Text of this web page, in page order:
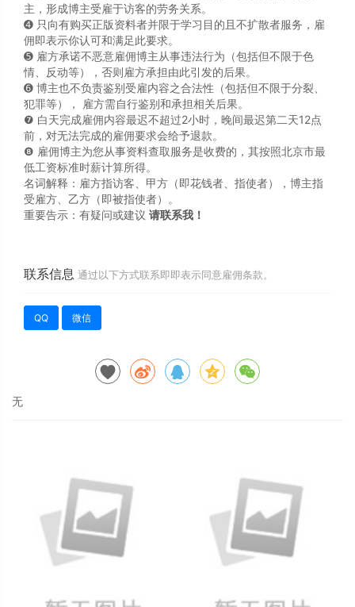
主，形成博主受雇于访客的劳务关系。
➍️ 只向有购买正版资料者并限于学习目的且不扩散者服务，雇
佣即表示你认可和满足此要求。
➎ 雇方承诺不恶意雇佣博主从事违法行为（包括但不限于色
情、反动等），否则雇方承担由此引发的后果。
➏️ 博主也不负责鉴别受雇内容之合法性（包括但不限于分裂、
犯罪等）， 雇方需自行鉴别和承担相关后果。
❼ 白天完成雇佣内容最迟不超过2小时，晚间最迟第二天12点
前，对无法完成的雇佣要求会给予退款。
❽ 雇佣博主为您从事资料查取服务是收费的，其按照北京市最
低工资标准时薪计算所得。
名词解释：雇方指访客、甲方（即花钱者、指使者），博主指
受雇方、乙方（即被指使者）。
重要告示：有疑问或建议 请联系我！
联系信息 通过以下方式联系即即表示同意雇佣条款。
QQ 微信
无